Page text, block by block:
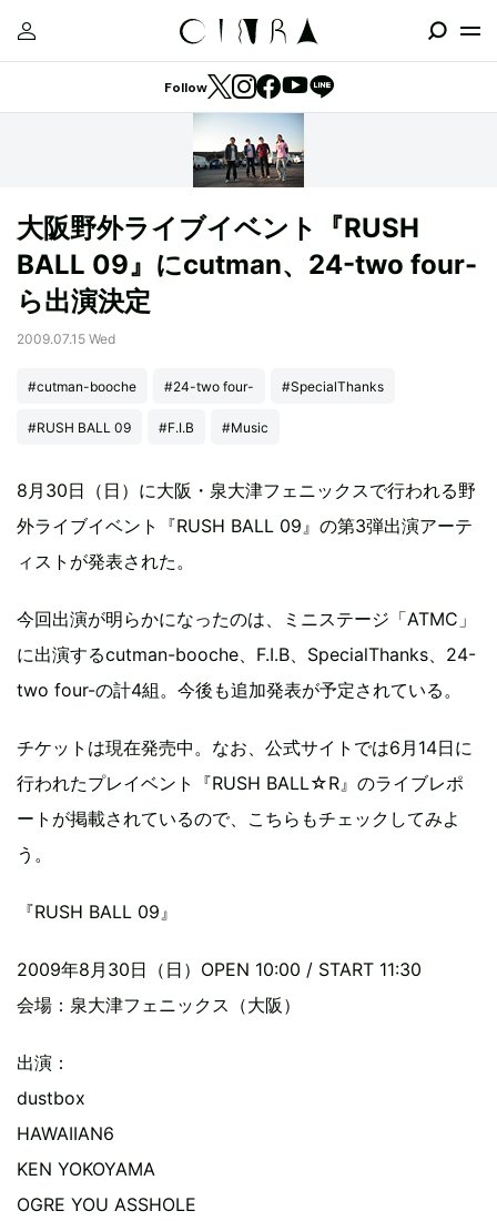
Follow
大阪野外ライブイベント『RUSH
BALL 09』にcutman、24-two four-
ら出演決定
2009.07.15 Wed
#cutman-booche #24-two four- #SpecialThanks
#RUSH BALL 09 #F.I.B #Music
8月30日（日）に大阪・泉大津フェニックスで行われる野
外ライブイベント『RUSH BALL 09』の第3弾出演アーテ
ィストが発表された。
今回出演が明らかになったのは、ミニステージ「ATMC」
に出演するcutman-booche、F.I.B、SpecialThanks、24-
two four-の計4組。今後も追加発表が予定されている。
チケットは現在発売中。なお、公式サイトでは6月14日に
行われたプレイベント『RUSH BALL☆R』のライブレポ
ートが掲載されているので、こちらもチェックしてみよ
う。
『RUSH BALL 09』
2009年8月30日（日）OPEN 10:00 / START 11:30
会場：泉大津フェニックス（大阪）
出演：
dustbox
HAWAIIAN6
KEN YOKOYAMA
OGRE YOU ASSHOLE